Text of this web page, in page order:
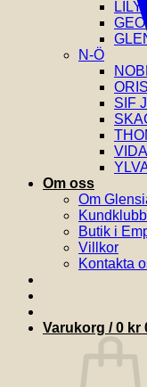
N-Ö
ORIS
SIF
Om oss
Om
Kundklubb
Butik i
Villkor
Kontakta
Varukorg /0 kr